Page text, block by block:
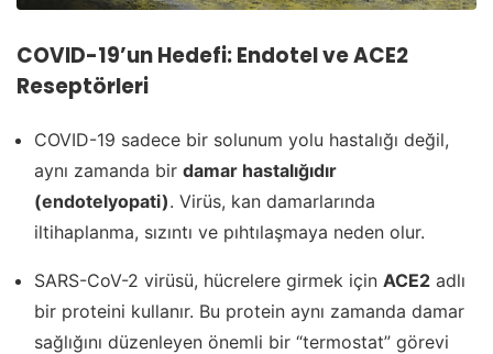
COVID-19’un Hedefi: Endotel ve ACE2
Reseptörleri
COVID-19 sadece bir solunum yolu hastalığı değil,
aynı zamanda bir damar hastalığıdır
(endotelyopati). Virüs, kan damarlarında
iltihaplanma, sızıntı ve pıhtılaşmaya neden olur.
SARS-CoV-2 virüsü, hücrelere girmek için ACE2 adlı
bir proteini kullanır. Bu protein aynı zamanda damar
sağlığını düzenleyen önemli bir “termostat” görevi